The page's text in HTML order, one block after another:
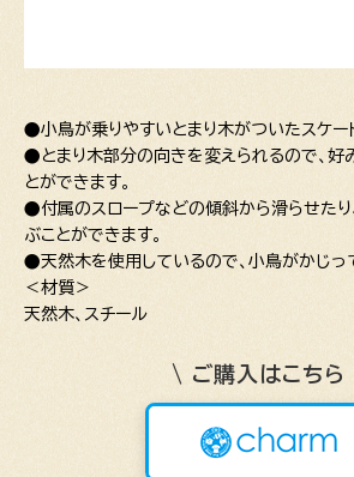
●小鳥が乗りやすいとまり木がついたスケー
●とまり木部分の向きを変えられるので、好
とができます。
●付属のスロープなどの傾斜から滑らせたり
ぶことができます。
●天然木を使用しているので、小鳥がかじっ
＜材質＞
天然木、スチール
\ ご購入はこちら